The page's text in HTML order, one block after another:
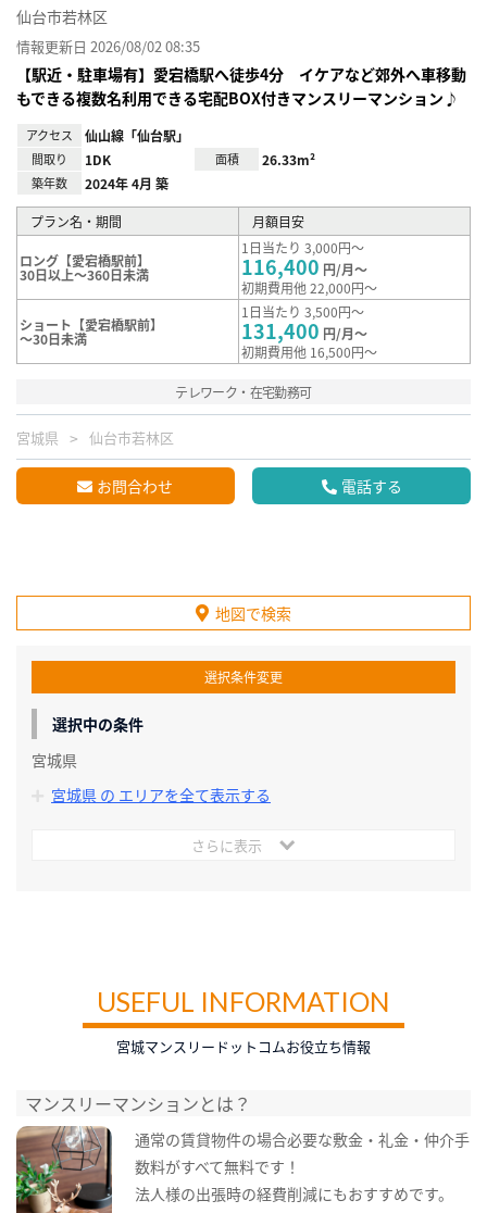
仙台市若林区
情報更新日 2026/08/02 08:35
【駅近・駐車場有】愛宕橋駅へ徒歩4分 イケアなど郊外へ車移動
もできる複数名利用できる宅配BOX付きマンスリーマンション♪
アクセス 仙山線「仙台駅」
間取り 1DK 面積 26.33m²
築年数 2024年 4月 築
プラン名・期間 月額目安
ロング【愛宕橋駅前】
30日以上～360日未満
1日当たり 3,000円～
116,400 円/月～
初期費用他 22,000円～
ショート【愛宕橋駅前】
～30日未満
1日当たり 3,500円～
131,400 円/月～
初期費用他 16,500円～
テレワーク・在宅勤務可
宮城県 仙台市若林区
お問合わせ 電話する
地図で検索
選択条件変更
選択中の条件
宮城県
宮城県 の エリアを全て表示する
さらに表示
USEFUL INFORMATION
宮城マンスリードットコムお役立ち情報
マンスリーマンションとは？
通常の賃貸物件の場合必要な敷金・礼金・仲介手
数料がすべて無料です！
法人様の出張時の経費削減にもおすすめです。